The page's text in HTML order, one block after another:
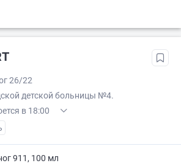
26/22
детской больницы №4.
в 18:00
XX
911, 100 мл